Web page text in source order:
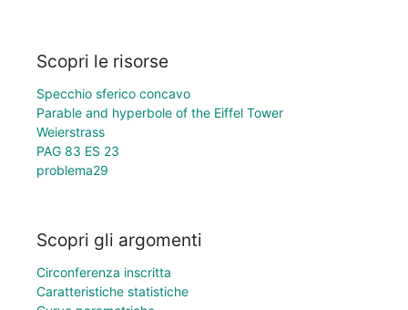
Scopri le risorse
Specchio sferico concavo
Parable and hyperbole of the Eiffel Tower
Weierstrass
PAG 83 ES 23
problema29
Scopri gli argomenti
Circonferenza inscritta
Caratteristiche statistiche